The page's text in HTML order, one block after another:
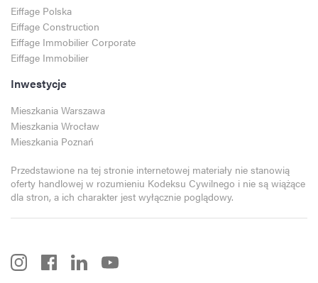
Eiffage Polska
Eiffage Construction
Eiffage Immobilier Corporate
Eiffage Immobilier
Inwestycje
Mieszkania Warszawa
Mieszkania Wrocław
Mieszkania Poznań
Przedstawione na tej stronie internetowej materiały nie stanowią
oferty handlowej w rozumieniu Kodeksu Cywilnego i nie są wiążące
dla stron, a ich charakter jest wyłącznie poglądowy.